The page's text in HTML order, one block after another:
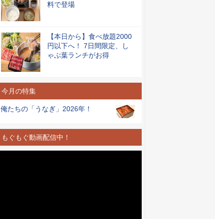
料で登場
【本日から】食べ放題2000
円以下へ！ 7日間限定、し
ゃぶ葉ランチがお得
今月の特集
俺たちの「うなぎ」2026年！
もぐもぐ動画配信中！